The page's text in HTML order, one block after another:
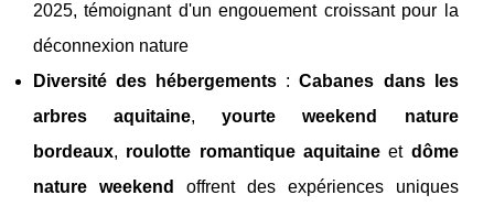
2025, témoignant d'un engouement croissant pour la
déconnexion nature
Diversité des hébergements :Cabanes dans les
arbres aquitaine,yourte weekend nature
bordeaux, roulotte romantique aquitaineet dôme
nature weekend
offrent des expériences uniques